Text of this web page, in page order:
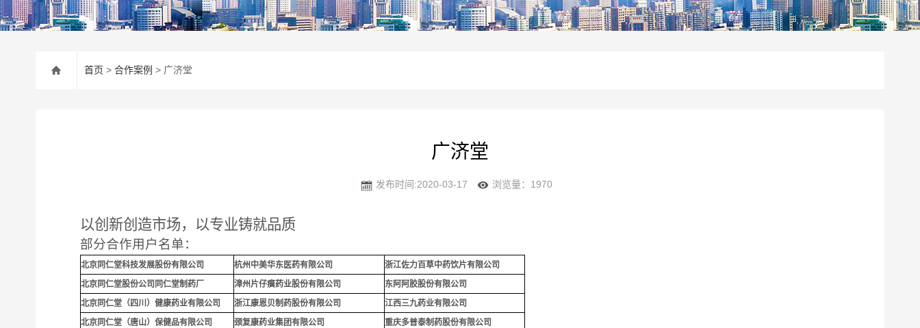
首页 > 合作案例 > 广济堂
广济堂
发布时间:2020-03-17 浏览量：1970
以创新创造市场，以专业铸就品质
部分合作用户名单：
北京同仁堂科技发展股份有限公司 杭州中美华东医药有限公司
浙江佐力百草中药饮片有限公司
北京同仁堂股份公司同仁堂制药厂
漳州片仔癀药业股份有限公司
东阿阿胶股份有限公司
北京同仁堂（四川）健康药业有限公司
浙江康恩贝制药股份有限公司
江西三九药业有限公司
北京同仁堂（唐山）保健品有限公司
颈复康药业集团有限公司
重庆多普泰制药股份有限公司